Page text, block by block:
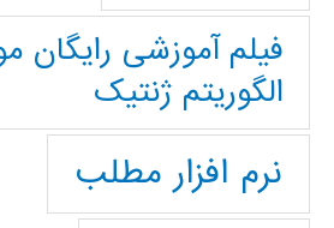
فیلم آموزشی رایگان
الگوریتم ژنتیک
نرم افزار مطلب